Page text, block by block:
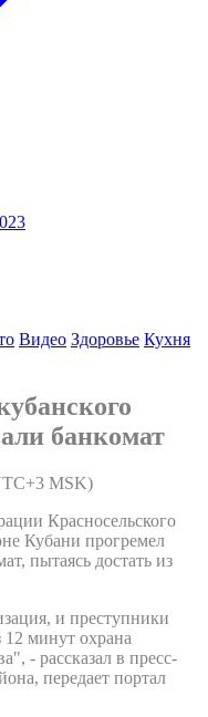
Видео Здоровье Кухня
банкомат
MSK)
Красносельского
Кубани прогремел
пытаясь достать из
и преступники
12 минут охрана
- рассказал в пресс-
передает портал